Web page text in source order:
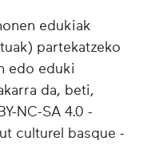
edukiak
partekatzeko
edo eduki
da, beti,
NC-SA 4.0 -
culturel basque -